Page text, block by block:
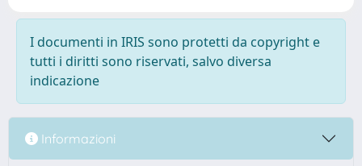
I documenti in IRIS sono protetti da copyright e
tutti i diritti sono riservati, salvo diversa
indicazione
Informazioni